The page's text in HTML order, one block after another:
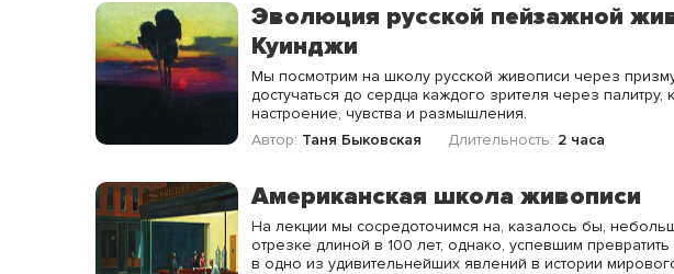
Эволюция русской пейзажной
Куинджи
Мы посмотрим на школу русской живописи через
достучаться до сердца каждого зрителя через палитру,
настроение, чувства и размышления.
Автор: Таня Быковская Длительность: 2 часа
Американская школа живописи
На лекции мы сосредоточимся на, казалось бы,
отрезке длиной в 100 лет, однако, успевшим
в одно из удивительнейших явлений в истории